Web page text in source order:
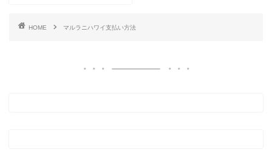
HOME マルラニハワイ支払い方法